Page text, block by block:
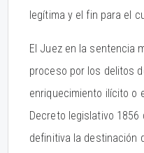
legítima y el fin para el
El Juez en la sentencia
proceso por los delitos
enriquecimiento ilícito o
Decreto legislativo 1856
definitiva la destinación